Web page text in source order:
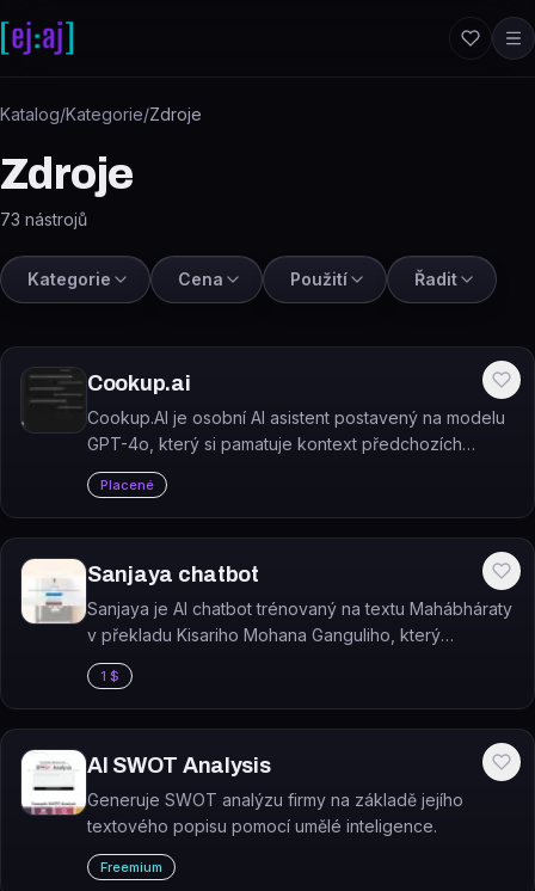
Katalog/Kategorie/Zdroje
Zdroje
73 nástrojů
Kategorie Cena Použití Řadit
Cookup.ai
Cookup.AI je osobní AI asistent postavený na modelu
GPT-4o, který si pamatuje kontext předchozích
konverzací.
Placené
Sanjaya chatbot
Sanjaya je AI chatbot trénovaný na textu Mahábháraty
v překladu Kisariho Mohana Ganguliho, který
odpovídá na otázky o tomto indickém eposu.
1 $
AI SWOT Analysis
Generuje SWOT analýzu firmy na základě jejího
textového popisu pomocí umělé inteligence.
Freemium